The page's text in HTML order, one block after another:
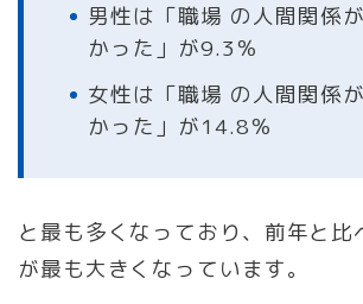
男性は「職場 の人間関係
かった」が9.3％
女性は「職場 の人間関係
かった」が14.8％
と最も多くなっており、前年と比
が最も大きくなっています。